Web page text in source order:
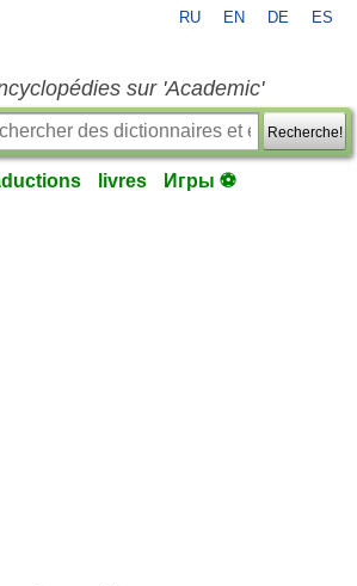
RU EN DE ES
sur 'Academic'
Recherche!
livres Игры ⚽